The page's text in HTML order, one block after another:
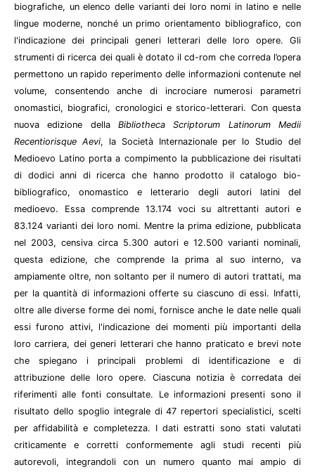
biografiche, un elenco delle varianti dei loro nomi in latino e nelle
lingue moderne, nonché un primo orientamento bibliografico, con
l'indicazione dei principali generi letterari delle loro opere. Gli
strumenti di ricerca dei quali è dotato il cd-rom che correda l’opera
permettono un rapido reperimento delle informazioni contenute nel
volume, consentendo anche di incrociare numerosi parametri
onomastici, biografici, cronologici e storico-letterari. Con questa
nuova edizione della Bibliotheca Scriptorum Latinorum Medii
Recentiorisque Aevi, la Società Internazionale per lo Studio del
Medioevo Latino porta a compimento la pubblicazione dei risultati
di dodici anni di ricerca che hanno prodotto il catalogo bio-
bibliografico, onomastico e letterario degli autori latini del
medioevo. Essa comprende 13.174 voci su altrettanti autori e
83.124 varianti dei loro nomi. Mentre la prima edizione, pubblicata
nel 2003, censiva circa 5.300 autori e 12.500 varianti nominali,
questa edizione, che comprende la prima al suo interno, va
ampiamente oltre, non soltanto per il numero di autori trattati, ma
per la quantità di informazioni offerte su ciascuno di essi. Infatti,
oltre alle diverse forme dei nomi, fornisce anche le date nelle quali
essi furono attivi, l'indicazione dei momenti più importanti della
loro carriera, dei generi letterari che hanno praticato e brevi note
che spiegano i principali problemi di identificazione e di
attribuzione delle loro opere. Ciascuna notizia è corredata dei
riferimenti alle fonti consultate. Le informazioni presenti sono il
risultato dello spoglio integrale di 47 repertori specialistici, scelti
per affidabilità e completezza. I dati estratti sono stati valutati
criticamente e corretti conformemente agli studi recenti più
autorevoli, integrandoli con un numero quanto mai ampio di